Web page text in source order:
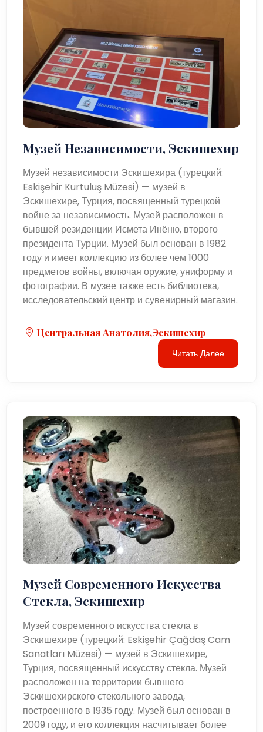
Музей Независимости, Эскишехир
Музей независимости Эскишехира (турецкий:
Eskişehir Kurtuluş Müzesi) — музей в
Эскишехире, Турция, посвященный турецкой
войне за независимость. Музей расположен в
бывшей резиденции Исмета Инёню, второго
президента Турции. Музей был основан в 1982
году и имеет коллекцию из более чем 1000
предметов войны, включая оружие, униформу и
фотографии. В музее также есть библиотека,
исследовательский центр и сувенирный магазин.
Центральная Анатолия,Эскишехир
Читать Далее
Музей Современного Искусства
Стекла, Эскишехир
Музей современного искусства стекла в
Эскишехире (турецкий: Eskişehir Çağdaş Cam
Sanatları Müzesi) — музей в Эскишехире,
Турция, посвященный искусству стекла. Музей
расположен на территории бывшего
Эскишехирского стекольного завода,
построенного в 1935 году. Музей был основан в
2009 году, и его коллекция насчитывает более